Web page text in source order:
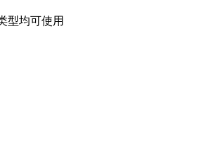
型均可使用